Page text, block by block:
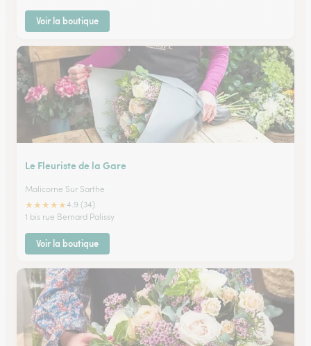
Voir la boutique
Le Fleuriste de la Gare
Malicorne Sur Sarthe
★★★★★4.9 (34)
1 bis rue Bernard Palissy
Voir la boutique